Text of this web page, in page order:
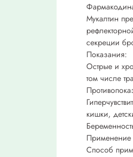
Мукалтин
секреции
Показания:
Острые и
том числе
кишки,
Применение
Способ